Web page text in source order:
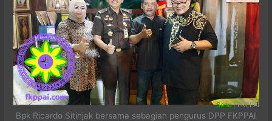
Senu| FKPPAI
Bpk Ricardo Sitinjak bersama sebagian pengurus DPP FKPPAI